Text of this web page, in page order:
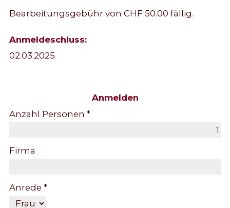
Bearbeitungsgebühr von CHF 50.00 fällig.
Anmeldeschluss:
02.03.2025
Anmelden
Anzahl Personen *
Firma
Anrede *